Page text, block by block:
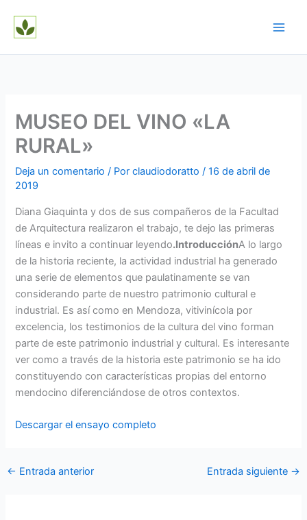
contenido
MUSEO DEL VINO «LA
RURAL»
Deja un comentario / Porclaudiodoratto/16 de abril de
2019
Diana Giaquinta y dos de sus compañeros de la Facultad
de Arquitectura realizaron el trabajo, te dejo las primeras
líneas e invito a continuar leyendo.IntroducciónA lo largo
de la historia reciente, la actividad industrial ha generado
una serie de elementos que paulatinamente se van
considerando parte de nuestro patrimonio cultural e
industrial. Es así como en Mendoza, vitivinícola por
excelencia, los testimonios de la cultura del vino forman
parte de este patrimonio industrial y cultural. Es interesante
ver como a través de la historia este patrimonio se ha ido
constituyendo con características propias del entorno
mendocino diferenciándose de otros contextos.
Descargar el ensayo completo
← Entrada anterior Entrada siguiente →